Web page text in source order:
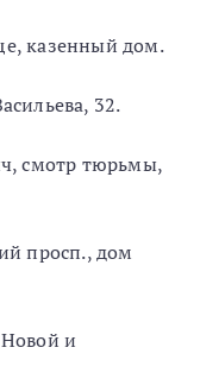
казенный дом.
32.
смотр тюрьмы,
просп., дом
и